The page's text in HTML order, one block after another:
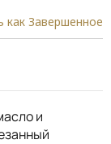
как Завершенное
и